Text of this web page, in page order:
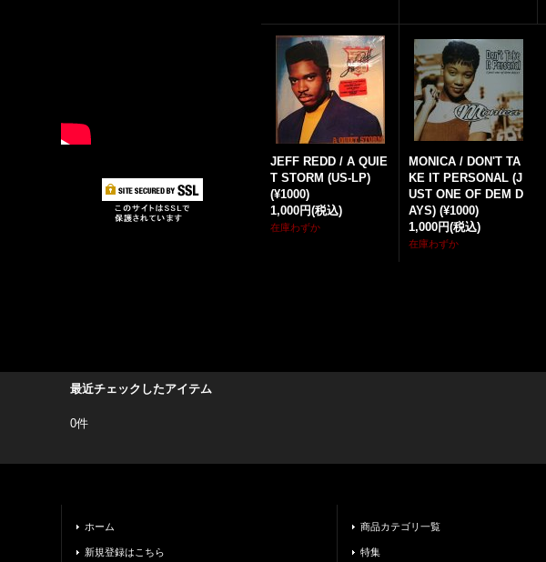
JEFF REDD / A QUIE
T STORM (US-LP)
(¥1000)
1,000円(税込)
在庫わずか
MONICA / DON'T TA
KE IT PERSONAL (J
UST ONE OF DEM D
AYS) (¥1000)
1,000円(税込)
在庫わずか
最近チェックしたアイテム
0件
ホーム
新規登録はこちら
商品カテゴリ一覧
特集